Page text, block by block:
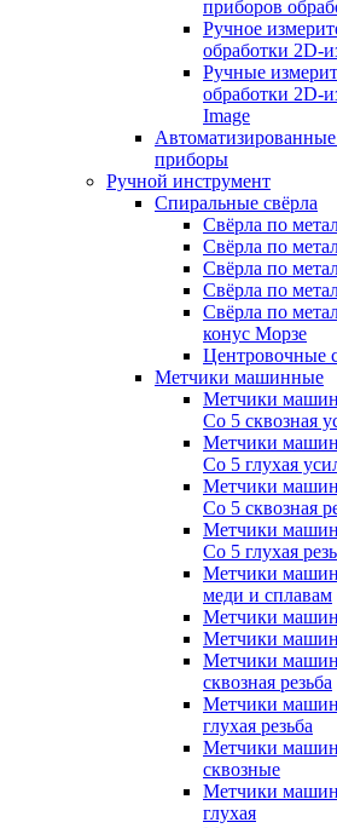
приборов
Ручное
обработки 2D-
Ручные
обработки 2D-
Image
приборы
Ручной инструмент
Спиральные свёрла
Свёрла по
Свёрла по
Свёрла по
Свёрла по
Свёрла по
конус Морзе
Центровочные
Метчики машинные
Метчики
Co 5 сквозная
Метчики
Co 5 глухая
Метчики
Co 5 сквозная
Метчики
Co 5 глухая
Метчики
меди и сплавам
Метчики
Метчики
Метчики
сквозная резьба
Метчики
глухая резьба
Метчики
сквозные
Метчики
глухая